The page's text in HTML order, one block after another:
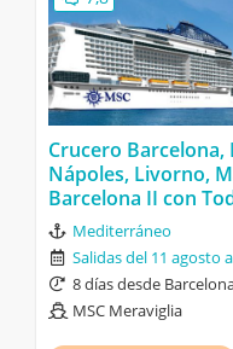
Crucero Barcelona,
Nápoles, Livorno,
Barcelona II con
Mediterráneo
Salidas del 11 agosto
8 días desde
MSC Meraviglia